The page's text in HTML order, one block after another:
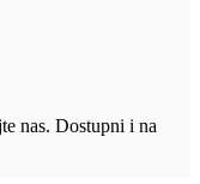
nas. Dostupni i na